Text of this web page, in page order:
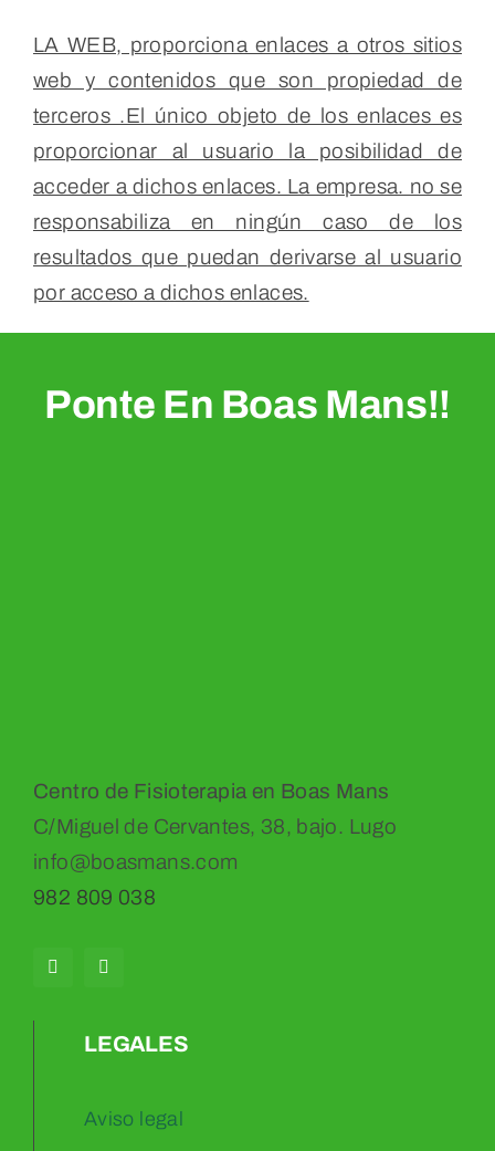
LA WEB, proporciona enlaces a otros sitios
web y contenidos que son propiedad de
terceros .El único objeto de los enlaces es
proporcionar al usuario la posibilidad de
acceder a dichos enlaces. La empresa. no se
responsabiliza en ningún caso de los
resultados que puedan derivarse al usuario
por acceso a dichos enlaces.
Ponte En Boas Mans!!
Centro de Fisioterapia en Boas Mans
C/Miguel de Cervantes, 38, bajo. Lugo
info@boasmans.com
982 809 038
LEGALES
Aviso legal